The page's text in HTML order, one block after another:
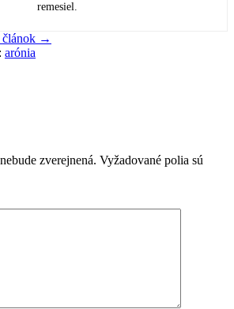
remesiel.
→
arónia
zverejnená. Vyžadované polia sú